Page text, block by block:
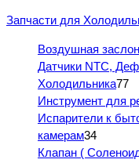
Запчасти для
Воздушная
Датчики NTC,
Холодильника77
Инструмент для
Испарители к
камерам34
Клапан (